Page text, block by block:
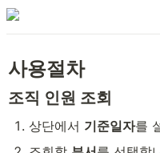
사용절차
조직 인원 조회
상단에서 기준일자를